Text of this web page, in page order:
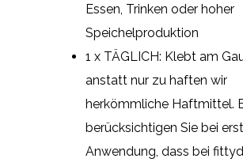
Essen, Trinken oder hoher
Speichelproduktion
1 x TÄGLICH: Klebt am
anstatt nur zu haften wir
herkömmliche Haftmittel.
berücksichtigen Sie bei
Anwendung, dass bei